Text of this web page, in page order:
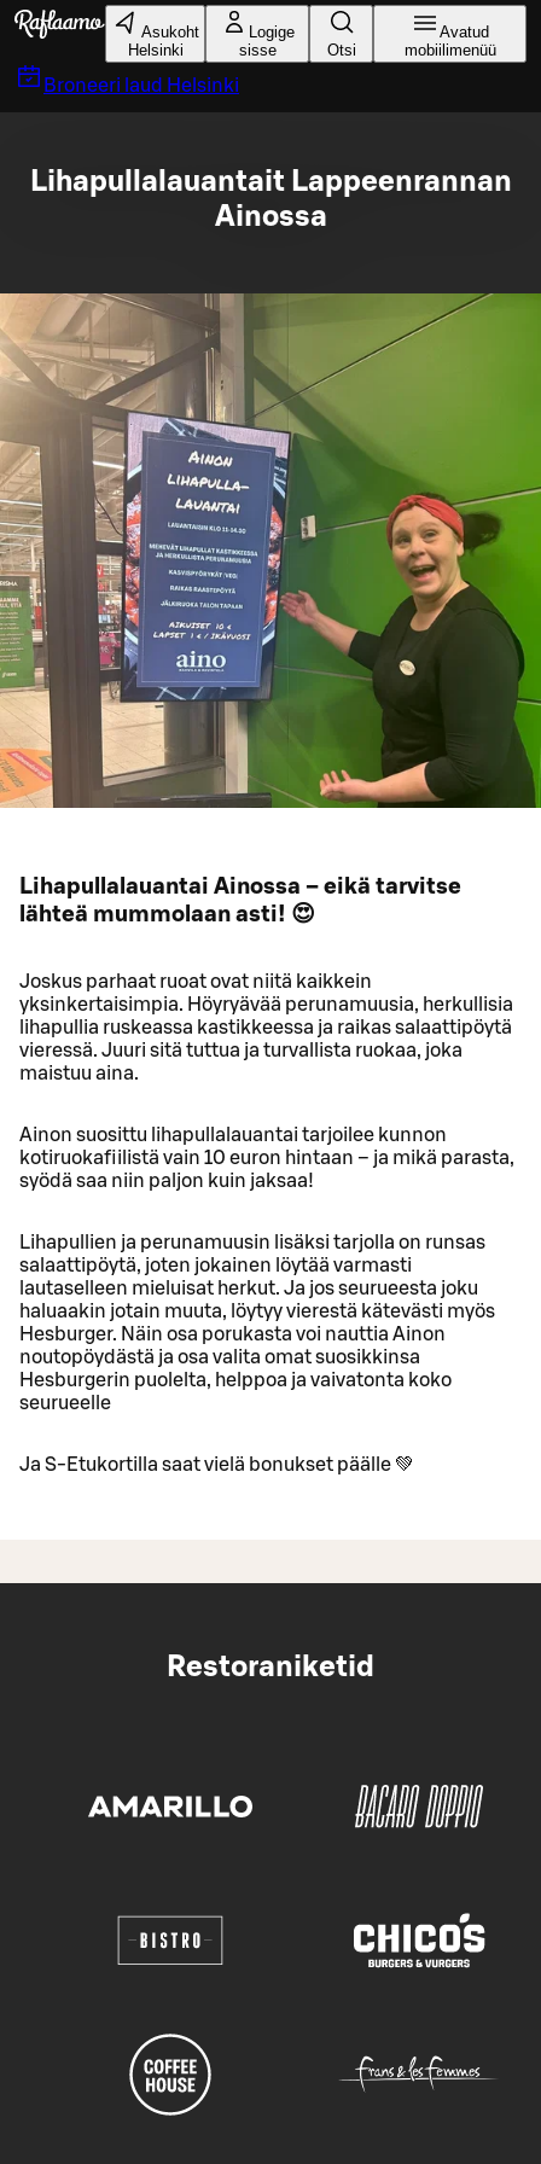
Liigu peamise sisu juurde
Asukoht
Helsinki
Logige
sisse
Otsi
Avatud
mobiilimenüü
Broneeri laud Helsinki
Lihapullalauantait Lappeenrannan
Ainossa
Lihapullalauantai Ainossa – eikä tarvitse
lähteä mummolaan asti! 😍
Joskus parhaat ruoat ovat niitä kaikkein
yksinkertaisimpia. Höyryävää perunamuusia, herkullisia
lihapullia ruskeassa kastikkeessa ja raikas salaattipöytä
vieressä. Juuri sitä tuttua ja turvallista ruokaa, joka
maistuu aina.
Ainon suosittu lihapullalauantai tarjoilee kunnon
kotiruokafiilistä vain 10 euron hintaan – ja mikä parasta,
syödä saa niin paljon kuin jaksaa!
Lihapullien ja perunamuusin lisäksi tarjolla on runsas
salaattipöytä, joten jokainen löytää varmasti
lautaselleen mieluisat herkut. Ja jos seurueesta joku
haluaakin jotain muuta, löytyy vierestä kätevästi myös
Hesburger. Näin osa porukasta voi nauttia Ainon
noutopöydästä ja osa valita omat suosikkinsa
Hesburgerin puolelta, helppoa ja vaivatonta koko
seurueelle
Ja S-Etukortilla saat vielä bonukset päälle 💚
Restoraniketid